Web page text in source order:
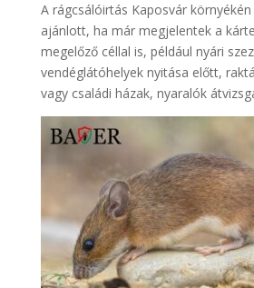
A rágcsálóirtás Kaposvár
ajánlott, ha már megjelentek a
megelőző céllal is, például nyári
vendéglátóhelyek nyitása előtt,
vagy családi házak, nyaralók